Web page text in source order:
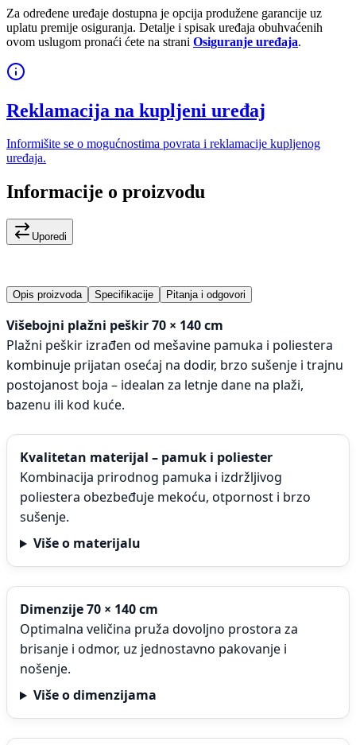
Za određene uređaje dostupna je opcija produžene garancije uz
uplatu premije osiguranja. Detalje i spisak uređaja obuhvaćenih
ovom uslugom pronaći ćete na strani Osiguranje uređaja.
Reklamacija na kupljeni uređaj
Informišite se o mogućnostima povrata i reklamacije kupljenog
uređaja.
Informacije o proizvodu
Uporedi
Opis proizvoda Specifikacije Pitanja i odgovori
Višebojni plažni peškir 70 × 140 cm
Plažni peškir izrađen od mešavine pamuka i poliestera
kombinuje prijatan osećaj na dodir, brzo sušenje i trajnu
postojanost boja – idealan za letnje dane na plaži,
bazenu ili kod kuće.
Kvalitetan materijal – pamuk i poliester
Kombinacija prirodnog pamuka i izdržljivog
poliestera obezbeđuje mekoću, otpornost i brzo
sušenje.
Više o materijalu
Dimenzije 70 × 140 cm
Optimalna veličina pruža dovoljno prostora za
brisanje i odmor, uz jednostavno pakovanje i
nošenje.
Više o dimenzijama